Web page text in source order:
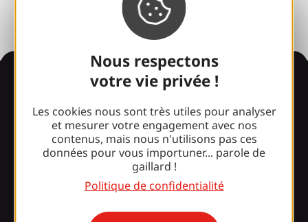
Nous respectons
votre vie privée !
Les cookies nous sont très utiles pour analyser
et mesurer votre engagement avec nos
contenus, mais nous n'utilisons pas ces
données pour vous importuner... parole de
gaillard !
Politique de confidentialité
Informations
Surpris par notre design ?
Nos horaires d'ouverture
Accès et transports